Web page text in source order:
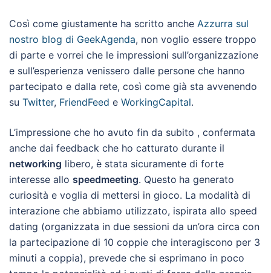
Così come giustamente ha scritto anche Azzurra sul
nostro blog di GeekAgenda, non voglio essere troppo
di parte e vorrei che le impressioni sull’organizzazione
e sull’esperienza venissero dalle persone che hanno
partecipato e dalla rete, così come già sta avvenendo
su Twitter, FriendFeed e WorkingCapital.
L’impressione che ho avuto fin da subito , confermata
anche dai feedback che ho catturato durante il
networking libero, è stata sicuramente di forte
interesse allo speedmeeting. Questo ha generato
curiosità e voglia di mettersi in gioco. La modalità di
interazione che abbiamo utilizzato, ispirata allo speed
dating (organizzata in due sessioni da un’ora circa con
la partecipazione di 10 coppie che interagiscono per 3
minuti a coppia), prevede che si esprimano in poco